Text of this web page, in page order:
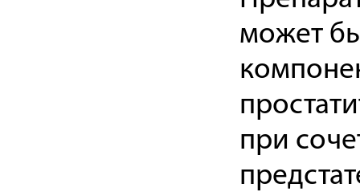
может
при